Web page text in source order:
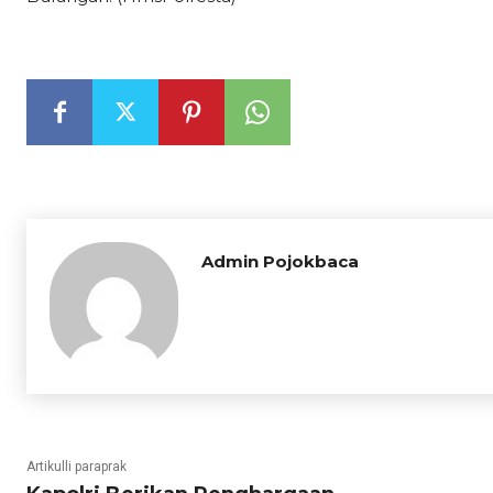
Admin Pojokbaca
Artikulli paraprak